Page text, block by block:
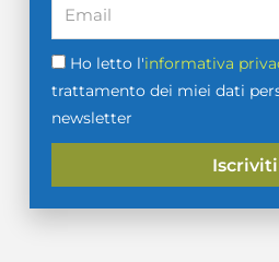
Ho letto l'informativa
trattamento dei miei dati
newsletter
Iscriviti